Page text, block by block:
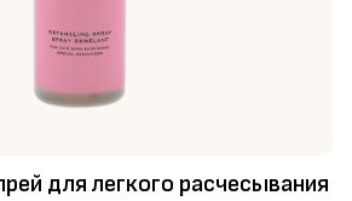
для легкого расчесывания